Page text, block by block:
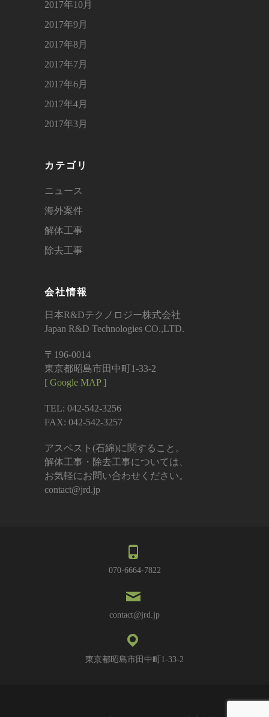
2017年10月
2017年9月
2017年8月
2017年7月
2017年6月
2017年4月
2017年3月
カテゴリ
ニュース
海外案件
解体工事
除去工事
会社情報
日本R&Dテクノロジー株式会社
Japan R&D Technologies CO.,LTD.
〒196-0014
東京都昭島市田中町1-33-2
[ Google MAP]
TEL: 042-542-3256
FAX: 042-542-3257
アスベスト(石綿)に関すること。
解体工事・除去工事については、
お気軽にお問い合わせください。
contact@jrd.jp
070-6664-7822
contact@jrd.jp
東京都昭島市田中町1-33-2